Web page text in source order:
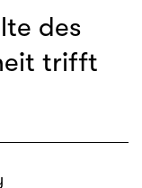
des
trifft